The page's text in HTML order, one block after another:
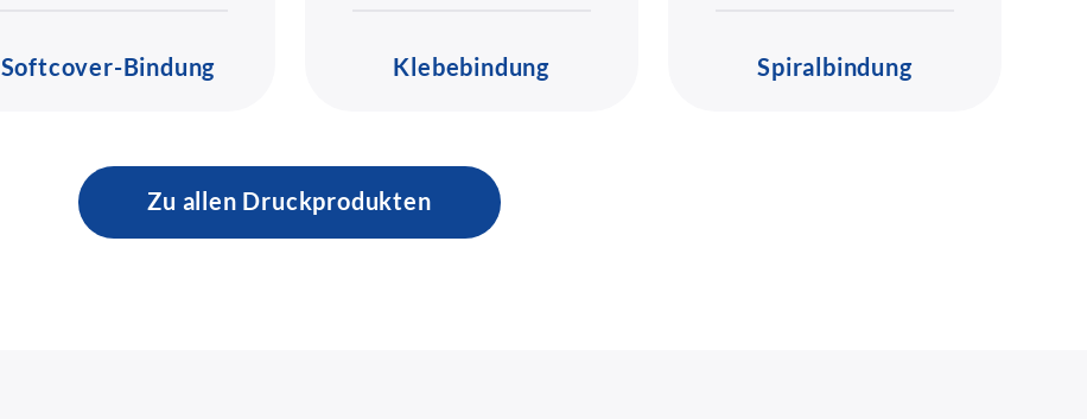
Softcover-Bindung Klebebindung Spiralbindung
Zu allen Druckprodukten